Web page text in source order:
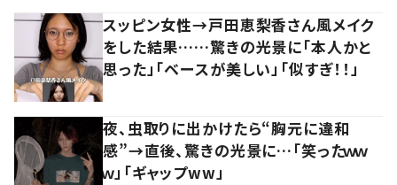
スッピン女性→戸田恵梨香さん風メイク
をした結果……驚きの光景に「本人かと
思った」「ベースが美しい」「似すぎ！！」
夜、虫取りに出かけたら“胸元に違和
感”→直後、驚きの光景に…「笑ったｗｗ
ｗ」「ギャップww」